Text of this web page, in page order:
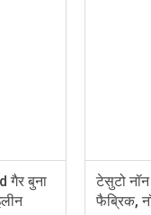
गैर बुना
टेसुटो नॉन
फैब्रिक,